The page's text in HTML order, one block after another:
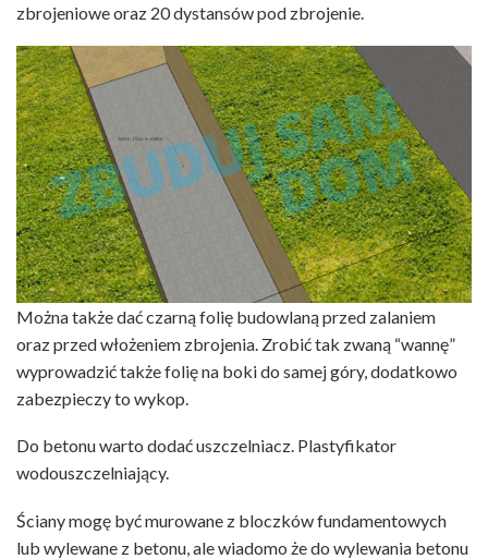
zbrojeniowe oraz 20 dystansów pod zbrojenie.
Można także dać czarną folię budowlaną przed zalaniem
oraz przed włożeniem zbrojenia. Zrobić tak zwaną “wannę”
wyprowadzić także folię na boki do samej góry, dodatkowo
zabezpieczy to wykop.
Do betonu warto dodać uszczelniacz. Plastyfikator
wodouszczelniający.
Ściany mogę być murowane z bloczków fundamentowych
lub wylewane z betonu, ale wiadomo że do wylewania betonu